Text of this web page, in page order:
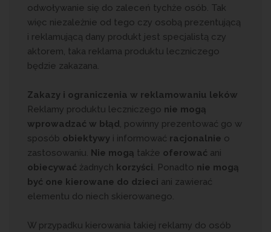
odwoływanie się do zaleceń tychże osób. Tak
więc niezależnie od tego czy osobą prezentującą
i reklamującą dany produkt jest specjalistą czy
aktorem, taka reklama produktu leczniczego
będzie zakazana.
Zakazy i ograniczenia w reklamowaniu leków
Reklamy produktu leczniczego nie mogą
wprowadzać w błąd , powinny prezentować go w
sposób obiektywy i informować racjonalnie o
zastosowaniu. Nie mogą także oferować ani
obiecywać żadnych korzyści. Ponadto nie mogą
być one kierowane do dzieci ani zawierać
elementu do niech skierowanego.
W przypadku kierowania takiej reklamy do osób